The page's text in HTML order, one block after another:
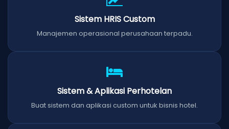
Sistem HRIS Custom
Manajemen operasional perusahaan terpadu.
Sistem & Aplikasi Perhotelan
Buat sistem dan aplikasi custom untuk bisnis hotel.